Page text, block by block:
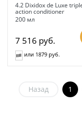
4.2 Dixidox de Luxe
action conditioner
200 мл
7 516 руб.
или 1879 руб.
Назад 1